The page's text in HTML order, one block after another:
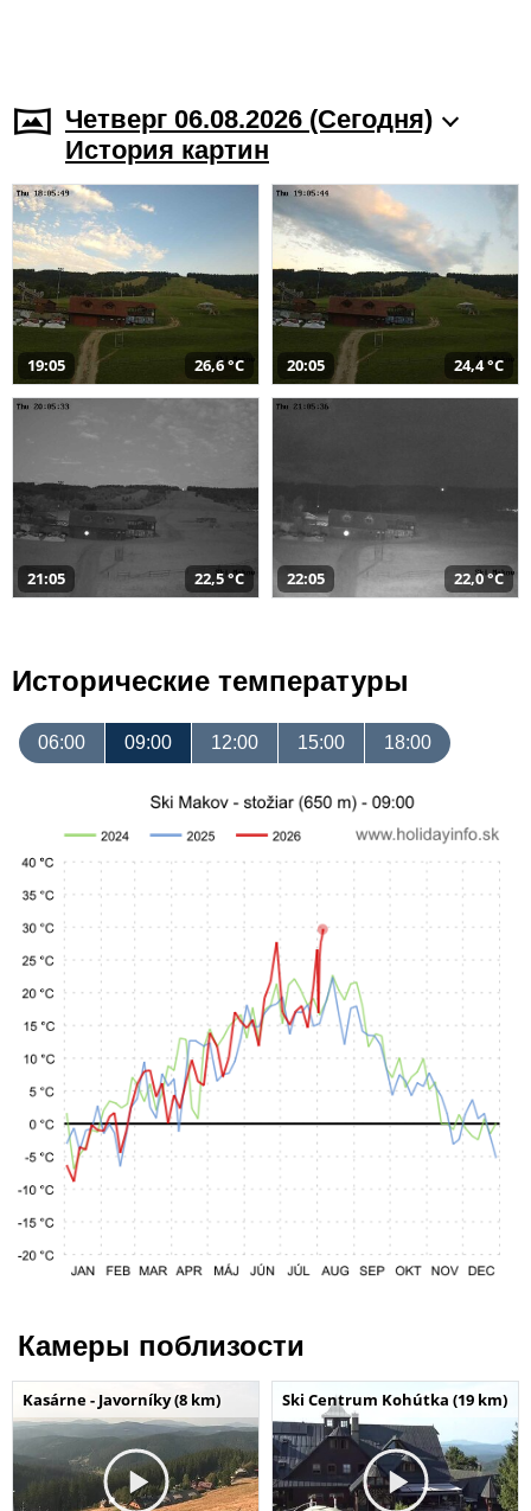
Четверг 06.08.2026 (Cегодня)
История картин
19:05 26,6 °C 20:05 24,4 °C
21:05 22,5 °C 22:05 22,0 °C
Исторические температуры
06:00 09:00 12:00 15:00 18:00
Камеры поблизости
Kasárne - Javorníky (8 km) Ski Centrum Kohútka (19 km)